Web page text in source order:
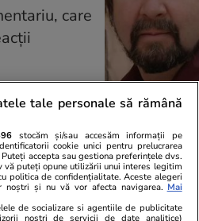
în lacrimi!
în drum spre
situație
Tatăl ei i-
de reacții
Avantaje.ro
împreună,
noastră
lui Mungiu,
TVR au
până când
tale personale să rămână
stocăm și/sau accesăm informații pe
cookie unici pentru prelucrarea
accepta sau gestiona preferințele dvs.
vă puteți opune utilizării unui interes legitim
politica de confidențialitate. Aceste alegeri
noștri și nu vă vor afecta navigarea. Mai
de socializare si agentiile de publicitate
nostri de servicii de date analitice)